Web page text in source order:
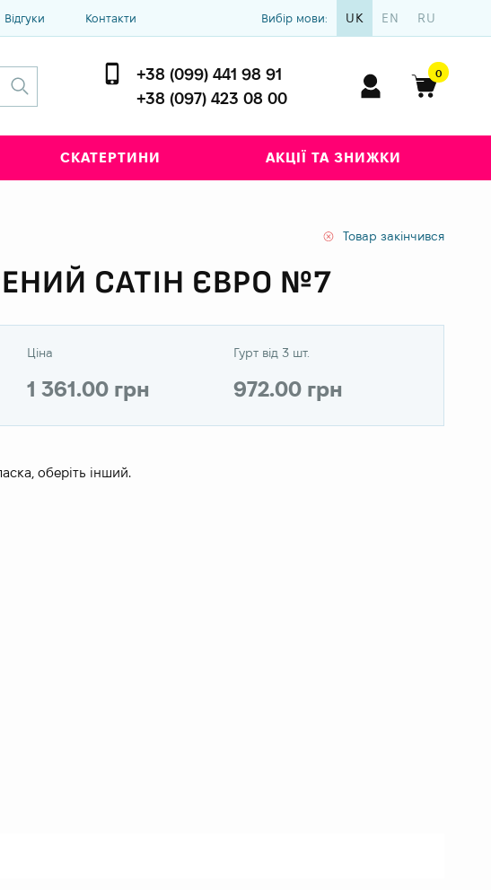
Відгуки Контакти Вибір мови: UK EN RU
+38 (099) 441 98 91
+38 (097) 423 08 00
0
СКАТЕРТИНИ АКЦІЇ ТА ЗНИЖКИ
Товар закінчився
САТІН ЄВРО №7
Ціна
1 361.00 грн
Гурт від 3 шт.
972.00 грн
оберіть інший.